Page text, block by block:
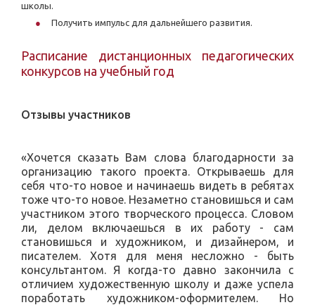
школы.
Получить импульс для дальнейшего развития.
Расписание дистанционных педагогических
конкурсов на учебный год
Отзывы участников
«Хочется сказать Вам слова благодарности за
организацию такого проекта. Открываешь для
себя что-то новое и начинаешь видеть в ребятах
тоже что-то новое. Незаметно становишься и сам
участником этого творческого процесса. Словом
ли, делом включаешься в их работу - сам
становишься и художником, и дизайнером, и
писателем. Хотя для меня несложно - быть
консультантом. Я когда-то давно закончила с
отличием художественную школу и даже успела
поработать художником-оформителем. Но